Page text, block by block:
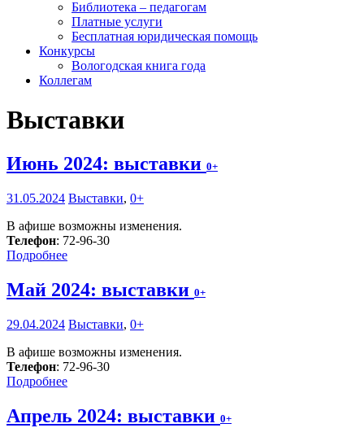
Библиотека – педагогам
Платные услуги
Бесплатная юридическая помощь
Конкурсы
Вологодская книга года
Коллегам
Выставки
Июнь 2024: выставки 0+
31.05.2024 Выставки, 0+
В афише возможны изменения.
Телефон: 72-96-30
Подробнее
Май 2024: выставки 0+
29.04.2024 Выставки, 0+
В афише возможны изменения.
Телефон: 72-96-30
Подробнее
Апрель 2024: выставки 0+